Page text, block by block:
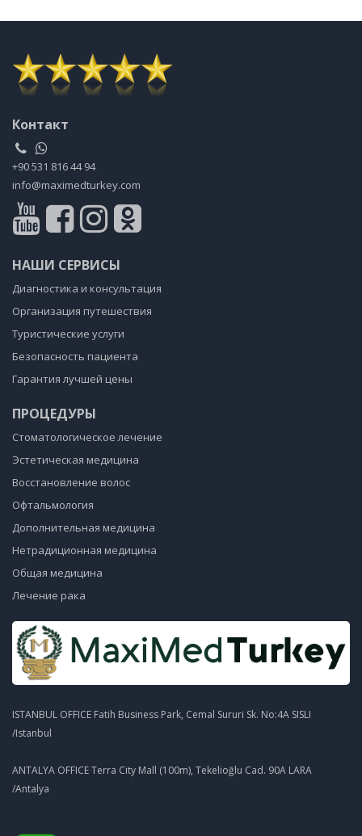
Контакт
+90 531 816 44 94
info@maximedturkey.com
НАШИ СЕРВИСЫ
Диагностика и консультация
Организация путешествия
Туристические услуги
Безопасность пациента
Гарантия лучшей цены
ПРОЦЕДУРЫ
Стоматологическое лечение
Эстетическая медицина
Восстановление волос
Офтальмология
Дополнительная медицина
Нетрадиционная медицина
Общая медицина
Лечение рака
ISTANBUL OFFICE Fatih Business Park, Cemal Sururi Sk. No:4A SISLI
/Istanbul
ANTALYA OFFICE Terra City Mall (100m), Tekelioğlu Cad. 90A LARA
/Antalya